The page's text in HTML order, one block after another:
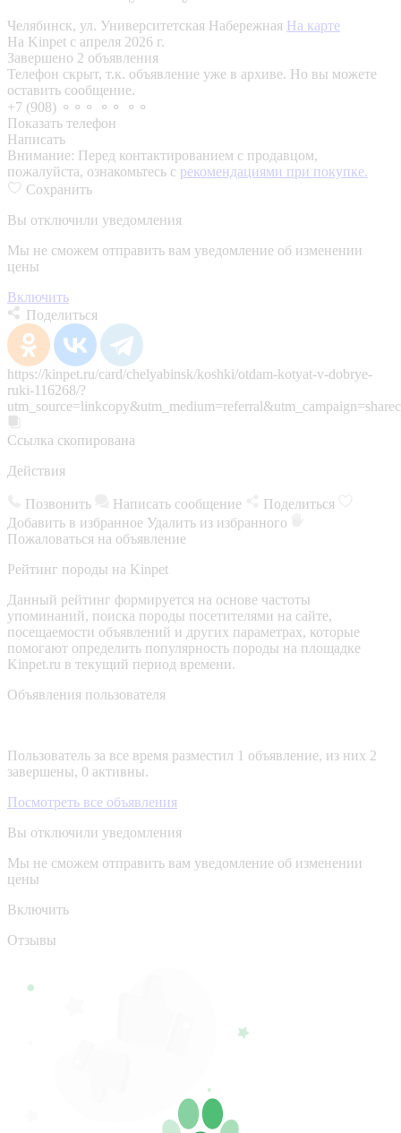
Челябинск, ул. Университетская Набережная На карте
На Kinpet c апреля 2026 г.
Завершено 2 объявления
Телефон скрыт, т.к. объявление уже в архиве. Но вы можете
оставить сообщение.
+7 (908) ⚬⚬⚬ ⚬⚬ ⚬⚬
Показать телефон
Написать
Внимание: Перед контактированием с продавцом,
пожалуйста, ознакомьтесь с рекомендациями при покупке.
Сохранить
Вы отключили уведомления
Мы не сможем отправить вам уведомление об изменении
цены
Включить
Поделиться
https://kinpet.ru/card/chelyabinsk/koshki/otdam-kotyat-v-dobrye-
ruki-116268/?
Ссылка скопирована
Действия
Позвонить Написать сообщение
Поделиться
Добавить в избранное Удалить из избранного
Пожаловаться на объявление
Рейтинг породы на Kinpet
Данный рейтинг формируется на основе частоты
упоминаний, поиска породы посетителями на сайте,
посещаемости объявлений и других параметрах, которые
помогают определить популярность породы на площадке
Kinpet.ru в текущий период времени.
Объявления пользователя
Пользователь за все время разместил 1 объявление, из них 2
завершены, 0 активны.
Посмотреть все объявления
Вы отключили уведомления
Мы не сможем отправить вам уведомление об изменении
цены
Включить
Отзывы